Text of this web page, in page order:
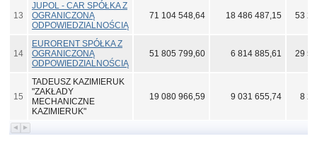
13
JUPOL - CAR SPÓŁKA Z
OGRANICZONĄ
ODPOWIEDZIALNOŚCIĄ
71 104 548,64 18 486 487,15 53
14
EURORENT SPÓŁKA Z
OGRANICZONĄ
ODPOWIEDZIALNOŚCIĄ
51 805 799,60 6 814 885,61 29
15
TADEUSZ KAZIMIERUK
"ZAKŁADY
MECHANICZNE
KAZIMIERUK"
19 080 966,59 9 031 655,74 8